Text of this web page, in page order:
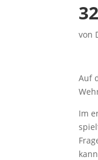
von
Auf
Im